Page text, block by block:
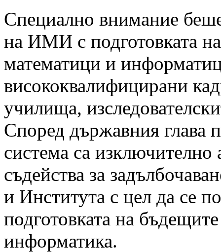
Специално внимание
на ИМИ с подготовката
математици и
висококвалифицирани
училища,
Според държавния глава
система са
съдейства за
и Института с цел да се
подготовката на
информатика.